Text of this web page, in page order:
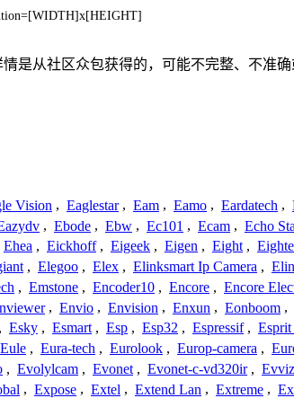
是从社区众包获得的，可能不完整、不
Vision , Eaglestar , Eam , Eamo , Eardatech ,
, Ebode , Ebw , Ec101 , Ecam , Echo
Ehea , Eickhoff , Eigeek , Eigen , Eight ,
, Elegoo , Elex , Elinksmart Ip Camera ,
, Emstone , Encoder10 , Encore , Encore
, Envio , Envision , Enxun , Eonboom ,
, Esky , Esmart , Esp , Esp32 , Espressif , Esprit
Eule , Eura-tech , Eurolook , Europ-camera ,
, Evolylcam , Evonet , Evonet-c-vd320ir , Evviz
, Expose , Extel , Extend Lan , Extreme ,